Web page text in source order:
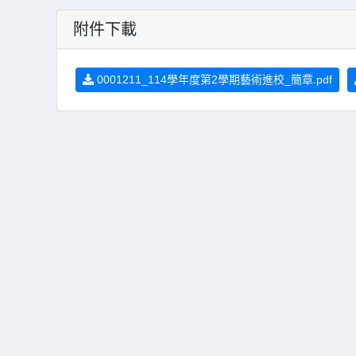
附件下載
0001211_114學年度第2學期藝術進校_簡章.pdf